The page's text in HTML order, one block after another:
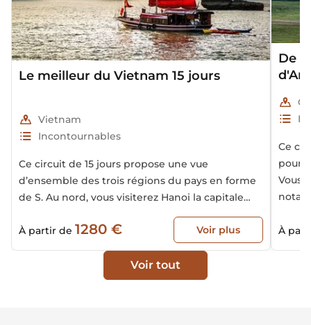
Le meilleur du Vietnam 15 jours
Vietnam
Incontournables
Ce circuit de 15 jours propose une vue
d’ensemble des trois régions du pays en forme
de S. Au nord, vous visiterez Hanoi la capitale
millénaire et la baie d’Halong maritime et
terrestre, et ferez aussi une excursion dans les
splendides montagnes de Sapa. Au centre, vous
explorerez l’ancienne cité impériale de Hué et la
vieille ville de Hoi An, avant de clore votre
À partir de 1280 € Voir plus
De
Ce
pour
Vous
À
Voir tout